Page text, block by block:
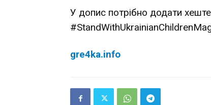
У допис потрібно додати
gre4ka.info